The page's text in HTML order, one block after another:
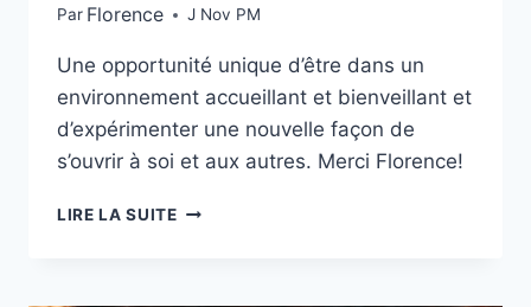
Par Florence J Nov PM
Une opportunité unique d’être dans un
environnement accueillant et bienveillant et
d’expérimenter une nouvelle façon de
s’ouvrir à soi et aux autres. Merci Florence!
LIRE LA SUITE